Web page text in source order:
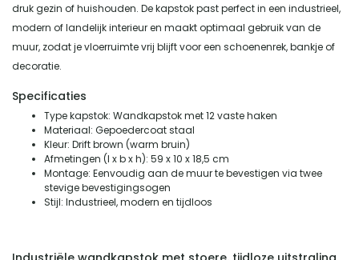
druk gezin of huishouden. De kapstok past perfect in een industrieel,
modern of landelijk interieur en maakt optimaal gebruik van de
muur, zodat je vloerruimte vrij blijft voor een schoenenrek, bankje of
decoratie.
Specificaties
Type kapstok: Wandkapstok met 12 vaste haken
Materiaal: Gepoedercoat staal
Kleur: Drift brown (warm bruin)
Afmetingen (l x b x h): 59 x 10 x 18,5 cm
Montage: Eenvoudig aan de muur te bevestigen via twee
stevige bevestigingsogen
Stijl: Industrieel, modern en tijdloos